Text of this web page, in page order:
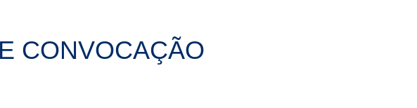
CONVOCAÇÃO